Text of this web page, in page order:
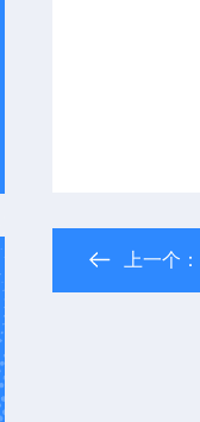
上一个：